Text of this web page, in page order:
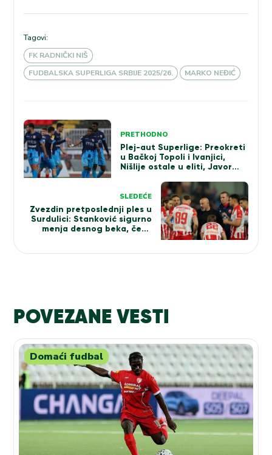
Tagovi:
FK RADNIČKI NIŠ
FUDBALSKA SUPERLIGA SRBIJE 2025/26.
MARKO NEĐIĆ
Kretanje
članka
PRETHODNO
Plej-aut Superlige: Preokreti
u Bačkoj Topoli i Ivanjici,
Nišlije ostale u eliti, Javor
SLEDEĆE
Zvezdin pretposlednji ples u
Surdulici: Stanković sigurno
menja desnog beka, čeka
POVEZANE VESTI
Domaći fudbal